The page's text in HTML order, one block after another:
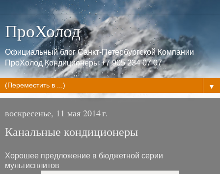
ПроХолод
Официальный блог Санкт-Петербургской Компании
ПроХолод Кондиционеры +7 905 234 07 07
▼
воскресенье, 11 мая 2014 г.
Канальные кондиционеры
Хорошее предложение в бюджетной серии
мультисплитов